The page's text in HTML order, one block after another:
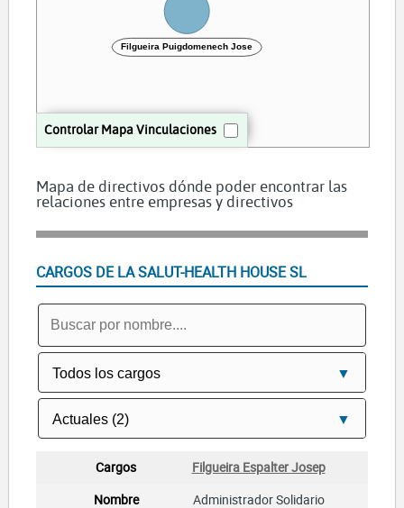
Controlar Mapa Vinculaciones
Filgueira Puigdomenech Jose
Mapa de directivos dónde poder encontrar las
relaciones entre empresas y directivos
CARGOS DE LA SALUT-HEALTH HOUSE SL
Filgueira Espalter Josep
Administrador Solidario